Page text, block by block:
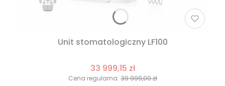
Unit stomatologiczny LF100
33 999,15 zł
Cena regularna: 39 999,00 zł